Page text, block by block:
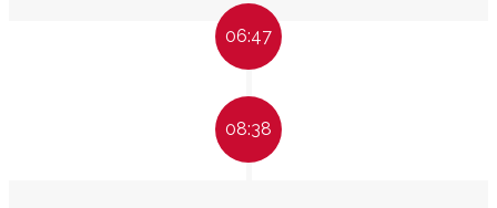
06:47
08:38